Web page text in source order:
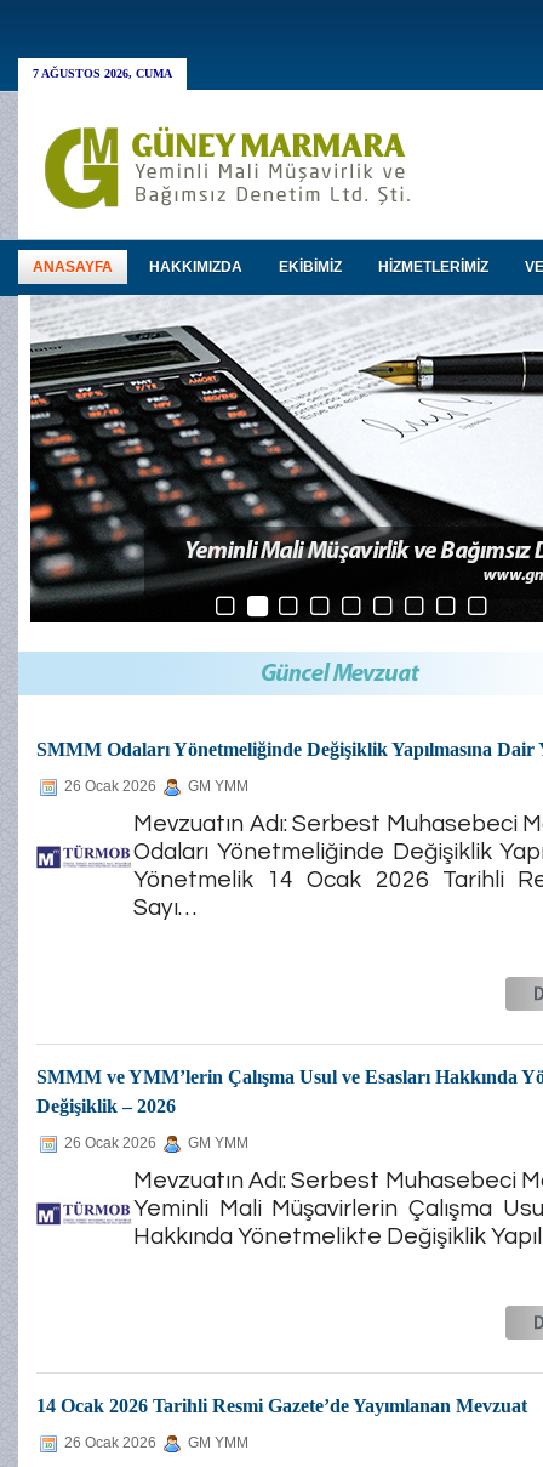
7 AĞUSTOS 2026, CUMA
ANASAYFA HAKKIMIZDA EKİBİMİZ HİZMETLERİMİZ
SMMM Odaları Yönetmeliğinde Değişiklik Yapılmasına Dair
26 Ocak 2026 GM YMM
Mevzuatın Adı: Serbest Muhasebeci
Odaları Yönetmeliğinde Değişiklik
Yönetmelik 14 Ocak 2026 Tarihli
Sayı…
SMMM ve YMM’lerin Çalışma Usul ve Esasları Hakkında
Değişiklik – 2026
26 Ocak 2026 GM YMM
Mevzuatın Adı: Serbest Muhasebeci
Yeminli Mali Müşavirlerin Çalışma
Hakkında Yönetmelikte Değişiklik
14 Ocak 2026 Tarihli Resmi Gazete’de Yayımlanan Mevzuat
26 Ocak 2026 GM YMM